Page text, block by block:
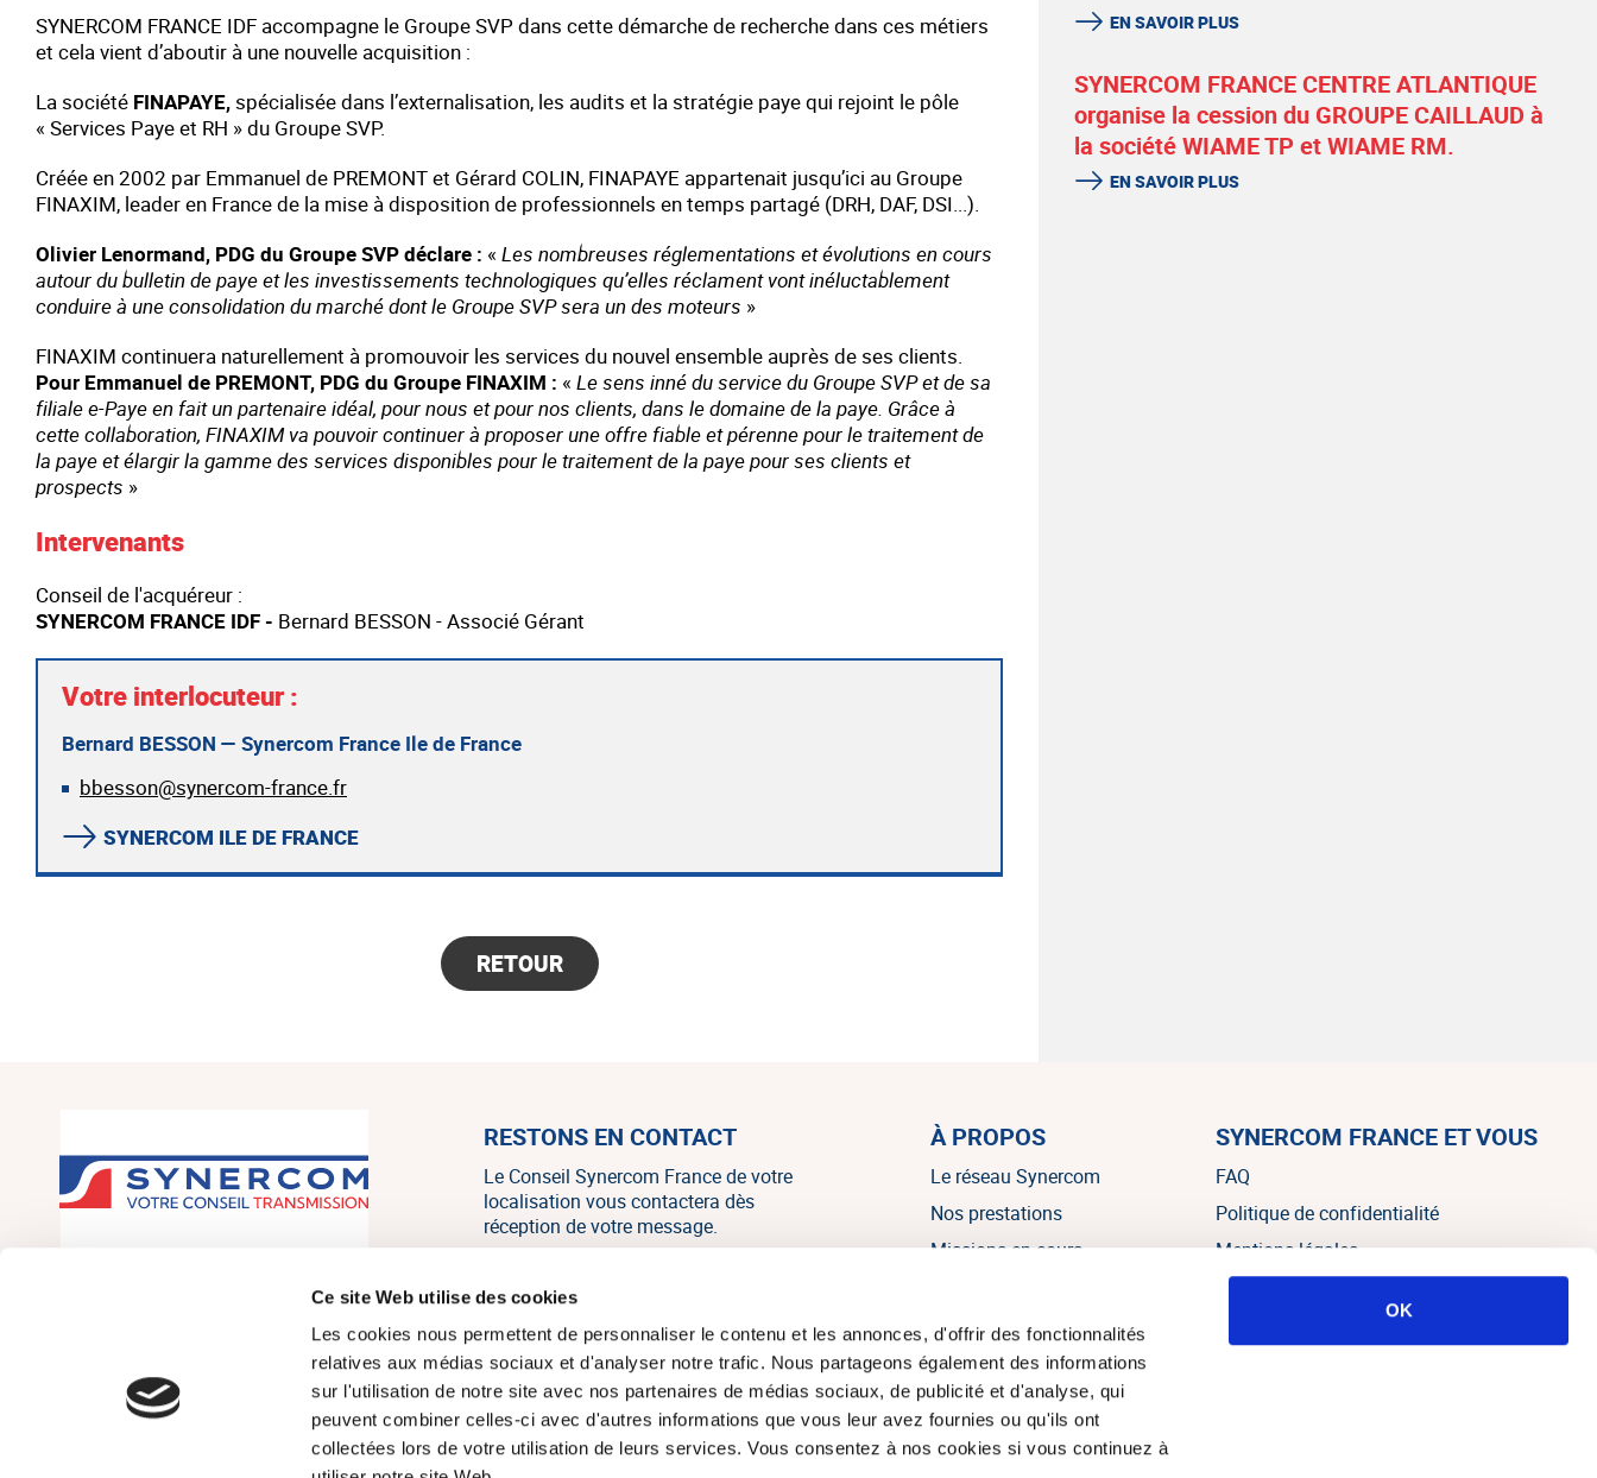
Ce site Web utilise des cookies
Les cookies nous permettent de personnaliser le contenu et les annonces, d'offrir des fonctionnalités
relatives aux médias sociaux et d'analyser notre trafic. Nous partageons également des informations
sur l'utilisation de notre site avec nos partenaires de médias sociaux, de publicité et d'analyse, qui
peuvent combiner celles-ci avec d'autres informations que vous leur avez fournies ou qu'ils ont
collectées lors de votre utilisation de leurs services. Vous consentez à nos cookies si vous continuez à
OK
SYNERCOM FRANCE IDF accompagne le Groupe SVP dans cette démarche de recherche dans ces métiers
et cela vient d’aboutir à une nouvelle acquisition :
La société FINAPAYE, spécialisée dans l’externalisation, les audits et la stratégie paye qui rejoint le pôle
« Services Paye et RH » du Groupe SVP.
Créée en 2002 par Emmanuel de PREMONT et Gérard COLIN, FINAPAYE appartenait jusqu’ici au Groupe
FINAXIM, leader en France de la mise à disposition de professionnels en temps partagé (DRH, DAF, DSI...).
Olivier Lenormand, PDG du Groupe SVP déclare : « Les nombreuses réglementations et évolutions en cours
autour du bulletin de paye et les investissements technologiques qu’elles réclament vont inéluctablement
conduire à une consolidation du marché dont le Groupe SVP sera un des moteurs »
FINAXIM continuera naturellement à promouvoir les services du nouvel ensemble auprès de ses clients.
Pour Emmanuel de PREMONT, PDG du Groupe FINAXIM : « Le sens inné du service du Groupe SVP et de sa
filiale e-Paye en fait un partenaire idéal, pour nous et pour nos clients, dans le domaine de la paye. Grâce à
cette collaboration, FINAXIM va pouvoir continuer à proposer une offre fiable et pérenne pour le traitement de
la paye et élargir la gamme des services disponibles pour le traitement de la paye pour ses clients et
prospects »
Intervenants
Conseil de l'acquéreur :
SYNERCOM FRANCE IDF - Bernard BESSON - Associé Gérant
Votre interlocuteur :
Bernard BESSON — Synercom France Ile de France
bbesson@synercom-france.fr
SYNERCOM ILE DE FRANCE
RETOUR
EN SAVOIR PLUS
SYNERCOM FRANCE CENTRE ATLANTIQUE
organise la cession du GROUPE CAILLAUD à
la société WIAME TP et WIAME RM.
EN SAVOIR PLUS
SYNERCOM France est un réseau
transmission, cession et acquisition
associés, consultants et salariés sur
tout le territoire, et un des leaders
français indépendants sur le marché
RESTONS EN CONTACT
Le Conseil Synercom France de votre
localisation vous contactera dès
réception de votre message.
NOUS CONTACTER
À PROPOS
Le réseau Synercom
Nos prestations
Missions en cours
Nos témoignages
Nos actualités
SYNERCOM FRANCE ET VOUS
FAQ
Politique de confidentialité
Mentions légales